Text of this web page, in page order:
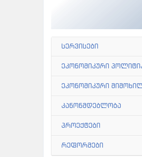
სერვისები
ეკონომიკური
ეკონომიკური
კანონმდებლობა
პროექტები
რეფორმები